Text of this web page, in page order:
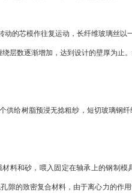
芯模作往复运动，长纤维玻璃丝以
层数逐渐增加，达到设计的壁厚为止
给树脂预浸无捻粗纱，短切玻璃钢纤
和砂，喂入固定在轴承上的钢制模
隙的致密复合材料，由于离心力的作